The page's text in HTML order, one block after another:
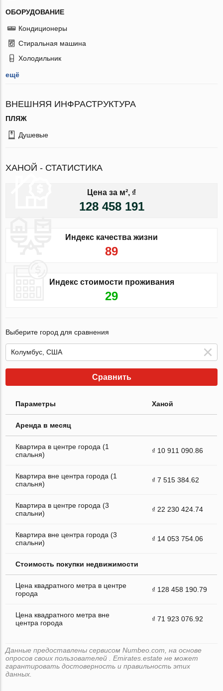
ОБОРУДОВАНИЕ
Кондиционеры
Стиральная машина
Холодильник
ещё
ВНЕШНЯЯ ИНФРАСТРУКТУРА
ПЛЯЖ
Душевые
ХАНОЙ - СТАТИСТИКА
Цена за м², ₫
128 458 191
Индекс качества жизни
89
Индекс стоимости проживания
29
Выберите город для сравнения
Сравнить
Параметры Ханой
Аренда в месяц
Квартира в центре города (1
спальня)
₫ 10 911 090.86
Квартира вне центра города (1
спальня)
₫ 7 515 384.62
Квартира в центре города (3
спальни)
₫ 22 230 424.74
Квартира вне центра города (3
спальни)
₫ 14 053 754.06
Стоимость покупки недвижимости
Цена квадратного метра в центре
города
₫ 128 458 190.79
Цена квадратного метра вне
центра города
₫ 71 923 076.92
Данные предоставлены сервисом Numbeo.com, на основе
опросов своих пользователей . Emirates.estate не может
гарантировать достоверность и правильность этих
данных.